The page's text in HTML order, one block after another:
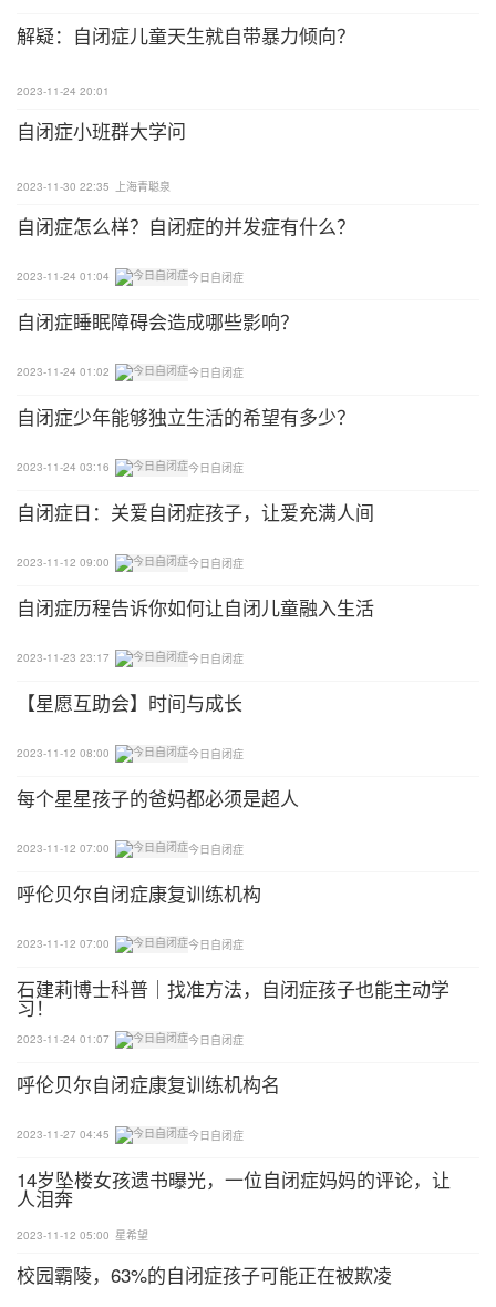
扰。
在自闭症的世界中，孩子们很难识别他人的情绪，更
难做出合适的反应。
父母对利亚姆进行了一系列的训练。虽然改变无法立
刻发生，但在与利亚姆的相处中，他们逐渐感受到了
变化。
了吗？”，这让家人十分感动。
同时，十分奇妙的是，利亚姆有了自己的女友。这段
关系对他的成长非常有帮助，利亚姆开始尝试建立自
镜头前，他清楚自信地说，“我知道对一个人说‘我爱
你’意味着什么。”
现在，14岁的利亚姆生活可以自理，也在学习适应社
会规则。他也有属于自己的职业发展想法，希望可以
成为一名电气工人。
拥有“超能力”的亨利
“亨利是一个非常聪明的孩子，但他在课堂上的确会
有一些小麻烦。”
亨利的嗅觉和听觉存在问题，生活中很多微不足道的
每当教室内有蚂蚁时，亨利都会感到十分难受，变得
愤怒暴躁。
老师和亨利一起制作了一个“冷静箱”，这个箱子里面
有按摩球，有亨利喜欢的各种玩具。当亨利情绪暴
躁，不知所措时，他可以通过冷静箱很快变得平静和
放松。
另外，学校老师在了解了亨利的情况后，清理了教室
中的蚂蚁，亨利可以不用再因为教室中的蚂蚁感到痛
苦。
解疑：自闭症儿童天生就自带暴力倾向？
2023-11-24 20:01
自闭症小班群大学问
2023-11-30 22:35 上海青聪泉
自闭症怎么样？自闭症的并发症有什么？
2023-11-24 01:04 今日自闭症
自闭症睡眠障碍会造成哪些影响？
2023-11-24 01:02 今日自闭症
自闭症少年能够独立生活的希望有多少？
2023-11-24 03:16 今日自闭症
自闭症日：关爱自闭症孩子，让爱充满人间
2023-11-12 09:00 今日自闭症
自闭症历程告诉你如何让自闭儿童融入生活
2023-11-23 23:17 今日自闭症
【星愿互助会】时间与成长
2023-11-12 08:00 今日自闭症
每个星星孩子的爸妈都必须是超人
2023-11-12 07:00 今日自闭症
呼伦贝尔自闭症康复训练机构
2023-11-12 07:00 今日自闭症
石建莉博士科普｜找准方法，自闭症孩子也能主动学
习！
2023-11-24 01:07 今日自闭症
呼伦贝尔自闭症康复训练机构名
2023-11-27 04:45 今日自闭症
14岁坠楼女孩遗书曝光，一位自闭症妈妈的评论，让
人泪奔
2023-11-12 05:00 星希望
校园霸陵，63%的自闭症孩子可能正在被欺凌